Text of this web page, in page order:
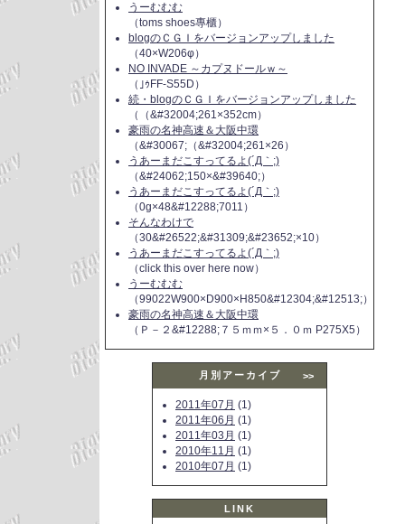
うーむむむ
（toms shoes專櫃）
blogのＣＧＩをバージョンアップしました
（40×W206φ）
NO INVADE ～カプヌドールｗ～
（｣ｩFF-S55D）
続・blogのＣＧＩをバージョンアップしました
（（&#32004;261×352cm）
豪雨の名神高速＆大阪中環
（&#30067;（&#32004;261×26）
うあーまだこすってるよ(´Д｀;)
（&#24062;150×&#39640;）
うあーまだこすってるよ(´Д｀;)
（0g×48&#12288;7011）
そんなわけで
（30&#26522;&#31309;&#23652;×10）
うあーまだこすってるよ(´Д｀;)
（click this over here now）
うーむむむ
（99022W900×D900×H850&#12304;&#12513;）
豪雨の名神高速＆大阪中環
（Ｐ－２&#12288;７５ｍｍ×５．０ｍ P275X5）
月別アーカイブ >>
2011年07月 (1)
2011年06月 (1)
2011年03月 (1)
2010年11月 (1)
2010年07月 (1)
LINK